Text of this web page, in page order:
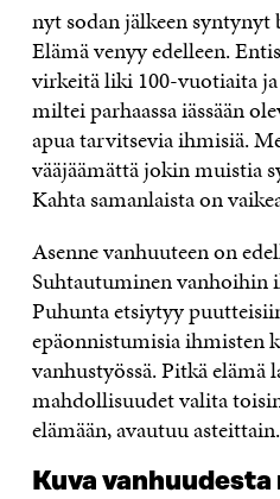
nyt sodan jälkeen
Elämä venyy edelleen.
virkeitä liki 100-vuotiaita
miltei parhaassa iässään
apua tarvitsevia ihmisiä.
vääjäämättä jokin muistia
Kahta samanlaista on
Asenne vanhuuteen on
Suhtautuminen vanhoihin
Puhunta etsiytyy
epäonnistumisia ihmisten
vanhustyössä. Pitkä elämä
mahdollisuudet valita
elämään, avautuu asteittain.
Kuva